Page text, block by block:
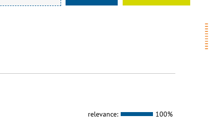
relevance: 100%